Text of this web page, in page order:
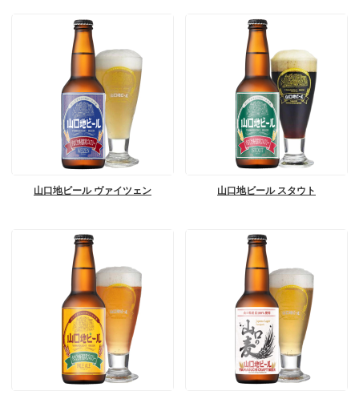
山口地ビール ヴァイツェン 山口地ビール スタウト